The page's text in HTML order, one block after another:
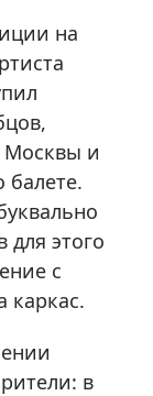
на
Москвы и
для этого
с
в